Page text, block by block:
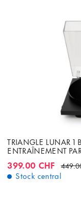
TRIANGLE LUNAR 1
ENTRAÎNEMENT
399.00 CHF
Stock central